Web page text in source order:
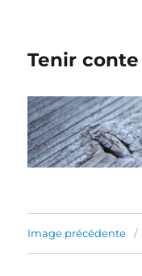
Tenir conte
Image précédente